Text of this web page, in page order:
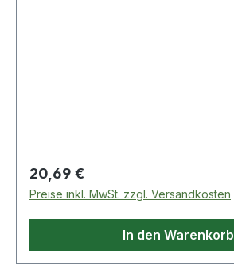
Regulärer Preis:
20,69 €
Preise inkl. MwSt. zzgl. Versandkosten
In den Warenkorb